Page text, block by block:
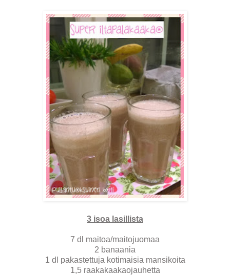
3 isoa lasillista
7 dl maitoa/maitojuomaa
2 banaania
1 dl pakastettuja kotimaisia mansikoita
1,5 raakakaakaojauhetta